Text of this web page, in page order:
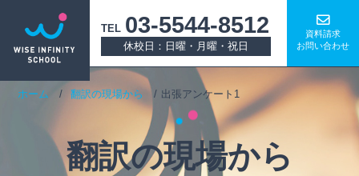
TEL 03-5544-8512
休校日：日曜・月曜・祝日
資料請求
お問い合わせ
ホーム 翻訳の現場から 出張アンケート1
翻訳の現場から